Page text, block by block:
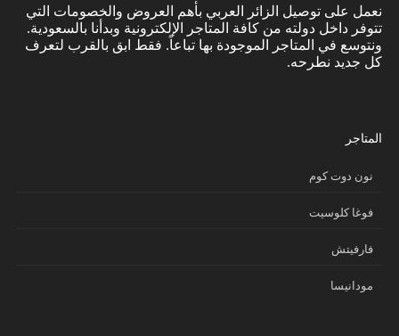
نعمل على توصيل الزائر العربي بأهم العروض والخصومات التي
تتوفر داخل دولته من كافة المتاجر الإلكترونية وبدأنا بالسعودية.
ونتوسع في المتاجر الموجودة بها تباعاً. فقط ابق بالقرب لتعرف
كل جديد نطرحه.
المتاجر
نون دوت كوم
فوغا كلوسيت
فارفيتش
مودانيسا